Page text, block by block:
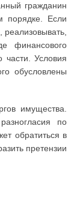
гражданин
порядке. Если
финансового
части. Условия
обусловлены
имущества.
по
обратиться в
претензии